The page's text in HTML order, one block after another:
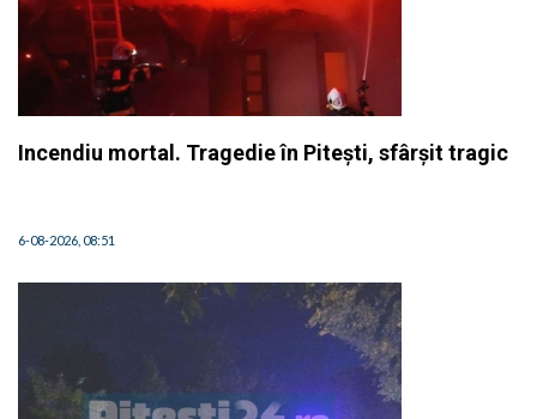
Incendiu mortal. Tragedie în Pitești, sfârșit tragic
6-08-2026, 08:51